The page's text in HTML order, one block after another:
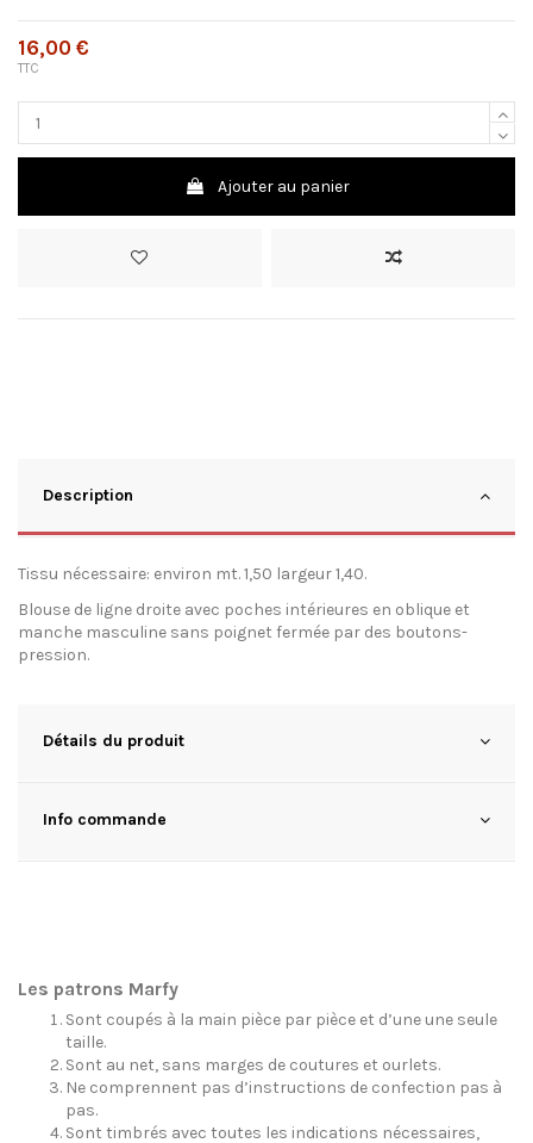
16,00 €
TTC
Ajouter au panier
Description
Tissu nécessaire: environ mt. 1,50 largeur 1,40.
Blouse de ligne droite avec poches intérieures en oblique et
manche masculine sans poignet fermée par des boutons-
pression.
Détails du produit
Info commande
Les patrons Marfy
Sont coupés à la main pièce par pièce et d’une une seule
taille.
Sont au net, sans marges de coutures et ourlets.
Ne comprennent pas d’instructions de confection pas à
pas.
Sont timbrés avec toutes les indications nécessaires,